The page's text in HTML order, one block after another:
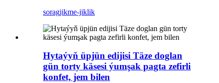
soragjikme-jiklik
Hytaýyň üpjün edijisi Täze doglan
gün torty käsesi ýumşak pagta zefirli
konfet, jem bilen